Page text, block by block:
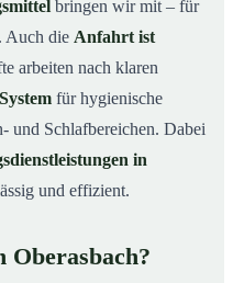
bringen wir mit – für
. Auch die Anfahrt ist
arbeiten nach klaren
für hygienische
und Schlafbereichen. Dabei
in
und effizient.